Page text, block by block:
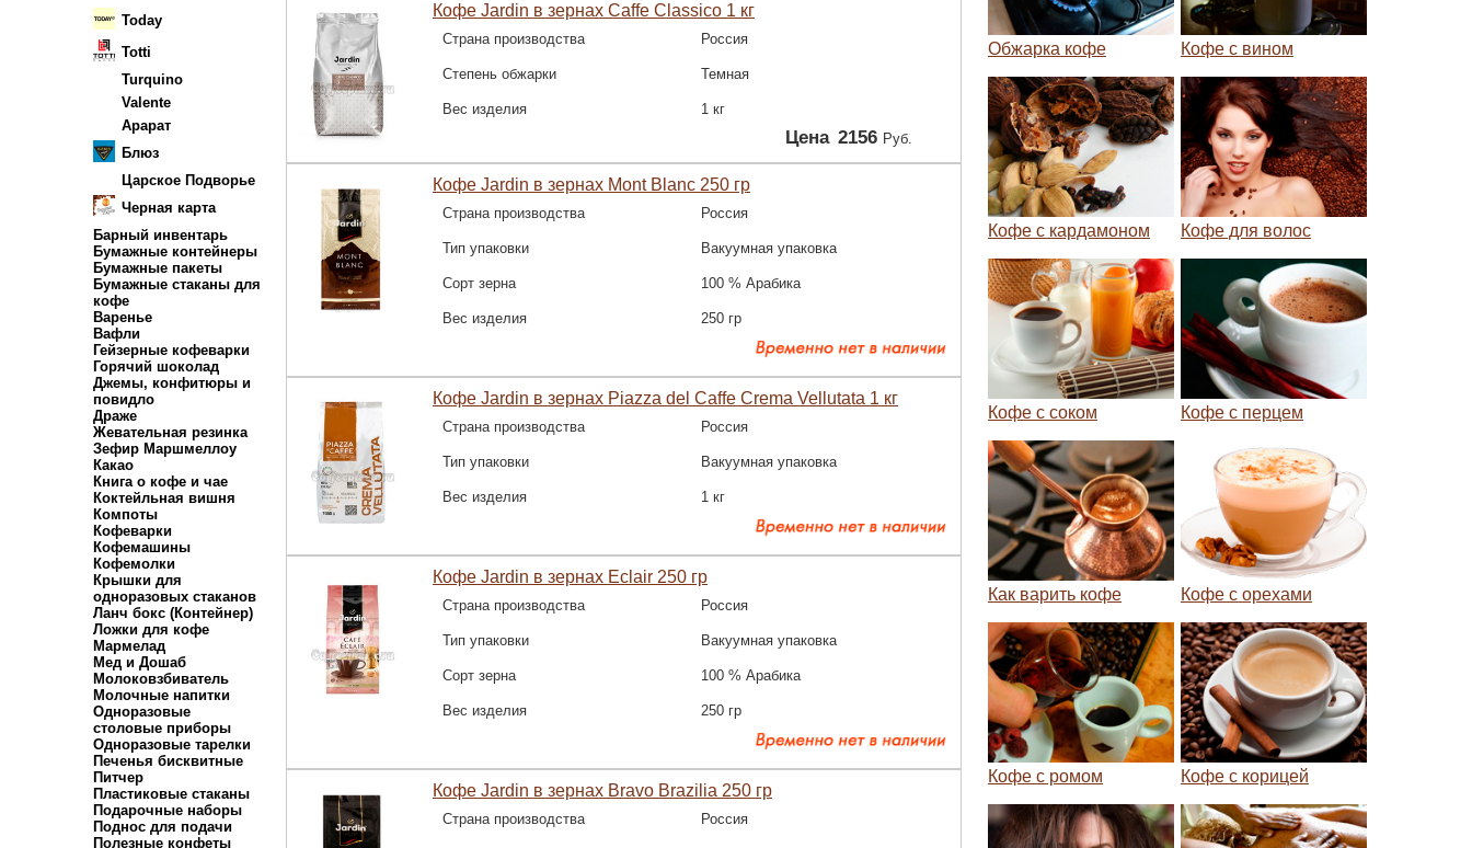
Today
Totti
Turquino
Valente
Арарат
Блюз
Царское Подворье
Черная карта
Барный инвентарь
Бумажные контейнеры
Бумажные пакеты
Бумажные стаканы для
кофе
Варенье
Вафли
Гейзерные кофеварки
Горячий шоколад
Джемы, конфитюры и
повидло
Драже
Жевательная резинка
Зефир Маршмеллоу
Какао
Книга о кофе и чае
Коктейльная вишня
Компоты
Кофеварки
Кофемашины
Кофемолки
Крышки для
одноразовых стаканов
Ланч бокс (Контейнер)
Ложки для кофе
Мармелад
Мед и Дошаб
Молоковзбиватель
Молочные напитки
Одноразовые
столовые приборы
Одноразовые тарелки
Печенья бисквитные
Питчер
Пластиковые стаканы
Подарочные наборы
Поднос для подачи
Полезные конфеты
Кофе Jardin в зернах Caffe Classico 1 кг
Страна производства Россия
Степень обжарки Темная
Вес изделия 1 кг
Цена 2156 Руб.
Кофе Jardin в зернах Mont Blanc 250 гр
Страна производства Россия
Тип упаковки Вакуумная упаковка
Сорт зерна 100 % Арабика
Вес изделия 250 гр
Кофе Jardin в зернах Piazza del Caffe Crema Vellutata 1 кг
Страна производства Россия
Тип упаковки Вакуумная упаковка
Вес изделия 1 кг
Кофе Jardin в зернах Eclair 250 гр
Страна производства Россия
Тип упаковки Вакуумная упаковка
Сорт зерна 100 % Арабика
Вес изделия 250 гр
Кофе Jardin в зернах Bravo Brazilia 250 гр
Страна производства Россия
Обжарка кофе Кофе с вином
Кофе с кардамоном Кофе для волос
Кофе с соком Кофе с перцем
Как варить кофе Кофе с орехами
Кофе с ромом Кофе с корицей